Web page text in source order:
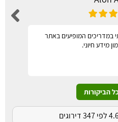
במדריכים המופיעים באתר
מידע חיוני.
הביקורות